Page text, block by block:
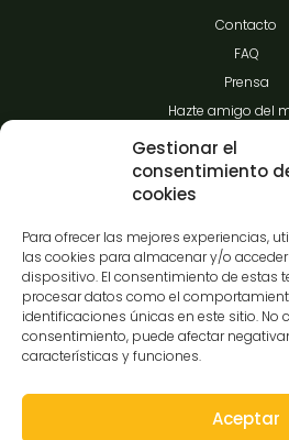
Gestionar el
consentimiento
cookies
Para ofrecer las mejores experiencias,
las cookies para almacenar y/o
dispositivo. El consentimiento de estas
procesar datos como el
identificaciones únicas en este sitio. No
consentimiento, puede afectar
características y funciones.
Aceptar
Contacto
FAQ
Prensa
Hazte amigo del
Transparencia
C/Gibraltar,14
37008-